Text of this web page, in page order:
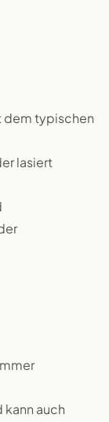
dem typischen
lasiert
kann auch